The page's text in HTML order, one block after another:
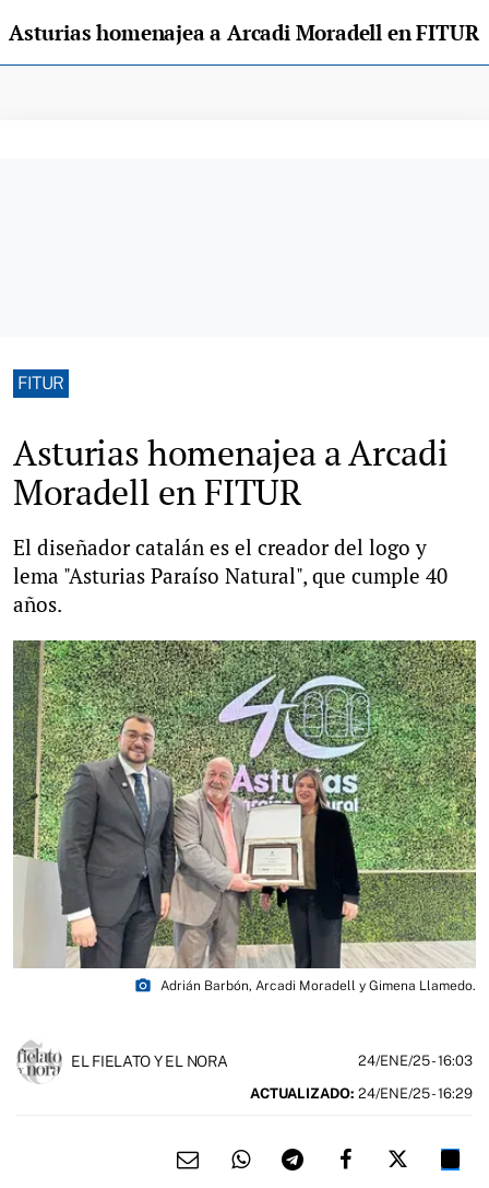
Asturias homenajea a Arcadi Moradell en FITUR
FITUR
Asturias homenajea a Arcadi
Moradell en FITUR
El diseñador catalán es el creador del logo y
lema "Asturias Paraíso Natural", que cumple 40
años.
photo_camera Adrián Barbón, Arcadi Moradell y Gimena Llamedo.
EL FIELATO Y EL NORA 24/ENE/25- 16:03
ACTUALIZADO: 24/ENE/25 - 16:29